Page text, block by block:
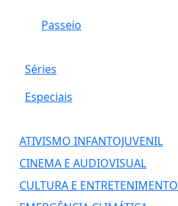
Passeio
Séries
Especiais
ATIVISMO INFANTOJUVENIL
CINEMA E AUDIOVISUAL
CULTURA E ENTRETENIMENTO